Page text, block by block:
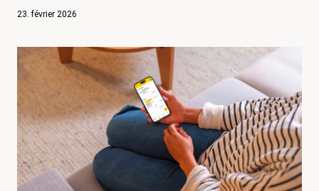
23. février 2026